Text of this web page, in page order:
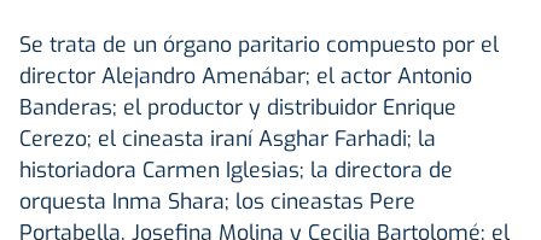
Se trata de un órgano paritario compuesto por el
director Alejandro Amenábar; el actor Antonio
Banderas; el productor y distribuidor Enrique
Cerezo; el cineasta iraní Asghar Farhadi; la
historiadora Carmen Iglesias; la directora de
orquesta Inma Shara; los cineastas Pere
Portabella, Josefina Molina y Cecilia Bartolomé; el